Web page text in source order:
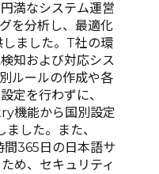
満なシステム運営
を分析し、最適化
ました。T社の環
知および対応シス
ルールの作成や各
定を行わずに、
機能から国別設定
した。また、
365日の日本語サ
め、セキュリティ